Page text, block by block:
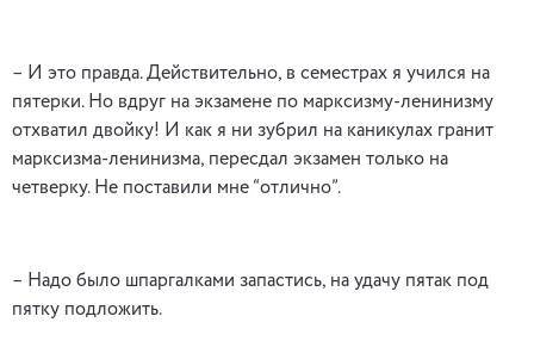
– И это правда. Действительно, в семестрах я учился на
пятерки. Но вдруг на экзамене по марксизму-ленинизму
отхватил двойку! И как я ни зубрил на каникулах гранит
марксизма-ленинизма, пересдал экзамен только на
четверку. Не поставили мне “отлично”.
– Надо было шпаргалками запастись, на удачу пятак под
пятку подложить.